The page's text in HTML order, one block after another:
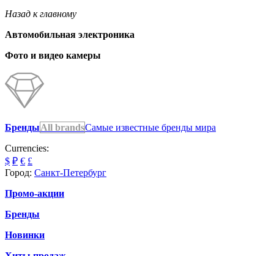
Назад к главному
Автомобильная электроника
Фото и видео камеры
БрендыAll brandsСамые известные бренды мира
Currencies:
$ ₽ € £
Город: Санкт-Петербург
Промо-акции
Бренды
Новинки